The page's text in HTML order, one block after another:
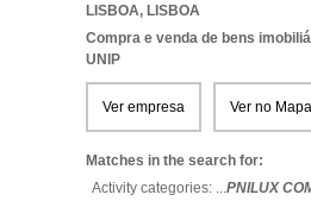
LISBOA, LISBOA
Compra e venda de bens
UNIP
Ver empresa Ver no Mapa
Matches in the search for:
Activity categories: ...PNILUX